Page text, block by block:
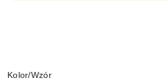
Wariant
Kolor/Wzór